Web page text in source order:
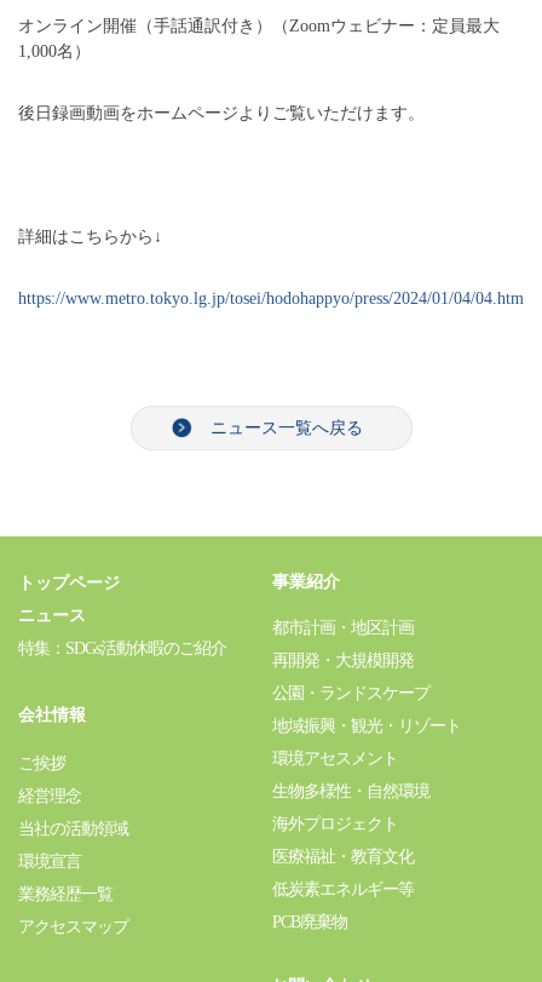
オンライン開催（手話通訳付き）（Zoomウェビナー：定員最大
1,000名）
後日録画動画をホームページよりご覧いただけます。
詳細はこちらから↓
https://www.metro.tokyo.lg.jp/tosei/hodohappyo/press/2024/01/04/04.html
ニュース一覧へ戻る
トップページ
ニュース
特集：SDGs活動休暇のご紹介
会社情報
ご挨拶
経営理念
当社の活動領域
環境宣言
業務経歴一覧
アクセスマップ
事業紹介
都市計画・地区計画
再開発・大規模開発
公園・ランドスケープ
地域振興・観光・リゾート
環境アセスメント
生物多様性・自然環境
海外プロジェクト
医療福祉・教育文化
低炭素エネルギー等
PCB廃棄物